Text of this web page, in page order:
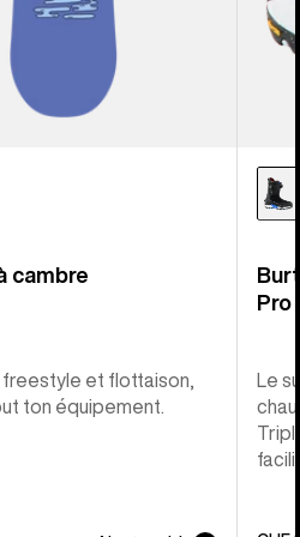
cambre
et flottaison,
ton équipement.
Pro
Le